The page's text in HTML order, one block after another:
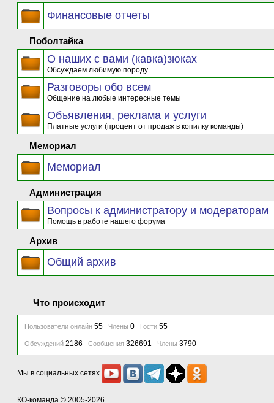
Финансовые отчеты
Поболтайка
О наших с вами (кавка)зюках
Обсуждаем любимую породу
Разговоры обо всем
Общение на любые интересные темы
Объявления, реклама и услуги
Платные услуги (процент от продаж в копилку команды)
Мемориал
Мемориал
Администрация
Вопросы к администратору и модераторам
Помощь в работе нашего форума
Архив
Общий архив
Что происходит
Пользователи онлайн 55 Члены 0 Гости 55
Обсуждений 2186 Сообщения 326691 Члены 3790
Мы в социальных сетях
КО-команда © 2005-2026